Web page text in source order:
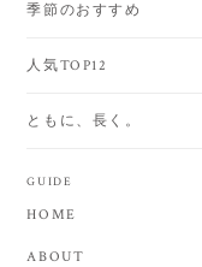
季節のおすすめ
人気TOP12
ともに、長く。
GUIDE
HOME
ABOUT